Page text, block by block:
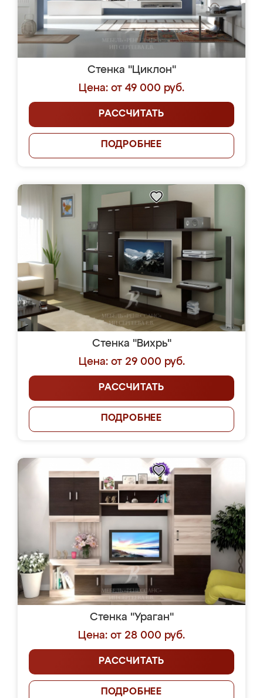
Стенка "Циклон"
Цена: от 49 000 руб.
РАССЧИТАТЬ
ПОДРОБНЕЕ
Стенка "Вихрь"
Цена: от 29 000 руб.
РАССЧИТАТЬ
ПОДРОБНЕЕ
Стенка "Ураган"
Цена: от 28 000 руб.
РАССЧИТАТЬ
ПОДРОБНЕЕ